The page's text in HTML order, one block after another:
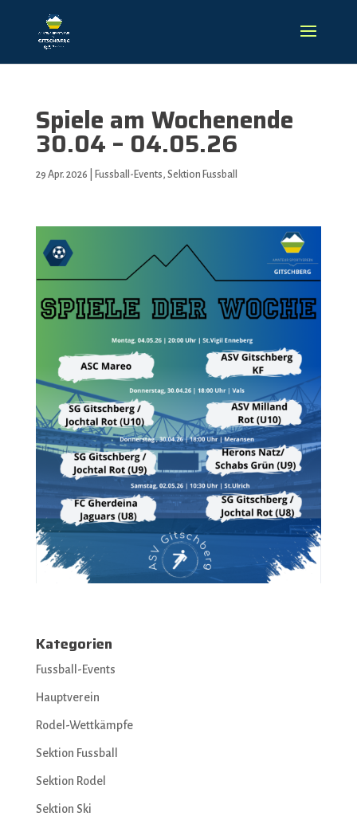
Spiele am Wochenende
30.04 – 04.05.26
29 Apr. 2026 Fussball-Events, Sektion Fussball
Kategorien
Fussball-Events
Hauptverein
Rodel-Wettkämpfe
Sektion Fussball
Sektion Rodel
Sektion Ski